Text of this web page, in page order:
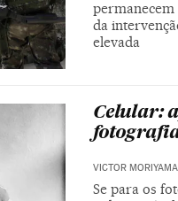
da
elevada
Celular:
VICTOR MORIYAMA
Se para os